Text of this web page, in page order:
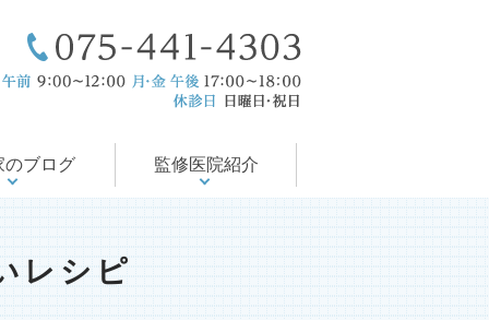
のブログ
の病気
治療
サポート
・論文
徒然日記 監修医院紹介
ドクター紹介
当院のコンセプト
入院対応可能
診療案内
診療時間
アクセス
レシピ